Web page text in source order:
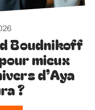
Boudnikoff
mieux
d’Aya
?